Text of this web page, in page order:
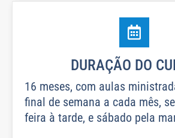
16 meses, com aulas
final de semana a cada mês,
feira à tarde, e sábado pela
DURAÇÃO DO